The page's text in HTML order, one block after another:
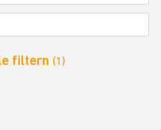
filtern (1)